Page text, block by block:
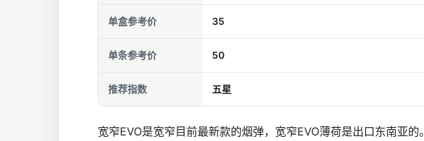
单盒参考价 35
单条参考价 50
推荐指数 五星
宽窄EVO是宽窄目前最新款的烟弹，宽窄EVO薄荷是出口东南亚的。